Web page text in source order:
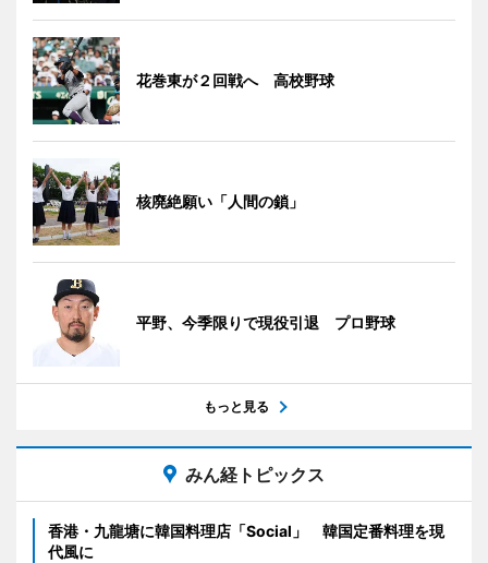
花巻東が２回戦へ 高校野球
核廃絶願い「人間の鎖」
平野、今季限りで現役引退 プロ野球
もっと見る
みん経トピックス
香港・九龍塘に韓国料理店「Social」 韓国定番料理を現
代風に